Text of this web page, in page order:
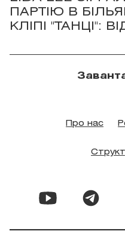
ПАРТІЮ В
КЛІПІ "ТАНЦІ":
Про нас